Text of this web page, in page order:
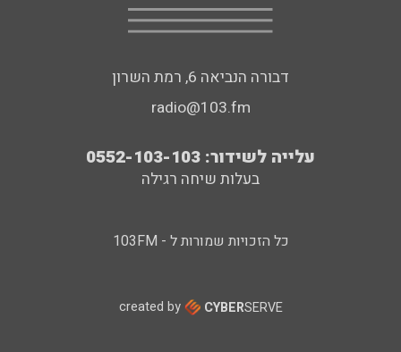
דבורה הנביאה 6, רמת השרון
radio@103.fm
עלייה לשידור: 0552-103-103
בעלות שיחה רגילה
כל הזכויות שמורות ל - 103FM
created by CYBERSERVE